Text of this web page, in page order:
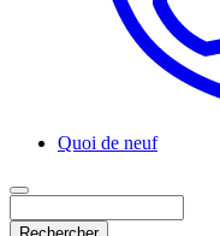
Quoi de neuf